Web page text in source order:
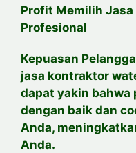
Profit Memilih
Profesional
Kepuasan
jasa kontraktor
dapat yakin bahwa
dengan baik dan
Anda,
Anda.